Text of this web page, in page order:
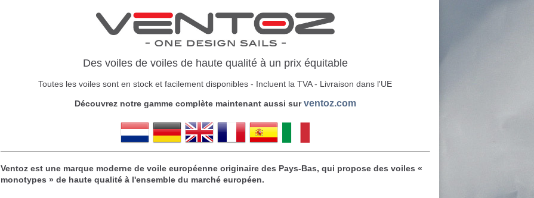
Des voiles de voiles de haute qualité à un prix équitable
Toutes les voiles sont en stock et facilement disponibles - Incluent la TVA - Livraison dans l'UE
Découvrez notre gamme complète maintenant aussi surventoz.com
Ventoz est une marque moderne de voile européenne originaire des Pays-Bas, qui propose des voiles «
monotypes » de haute qualité à l'ensemble du marché européen.